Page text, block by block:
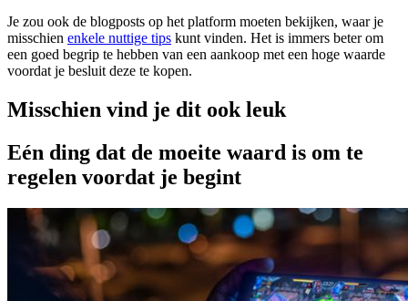
Je zou ook de blogposts op het platform moeten bekijken, waar je
misschien enkele nuttige tips kunt vinden. Het is immers beter om
een goed begrip te hebben van een aankoop met een hoge waarde
voordat je besluit deze te kopen.
Misschien vind je dit ook leuk
Eén ding dat de moeite waard is om te
regelen voordat je begint